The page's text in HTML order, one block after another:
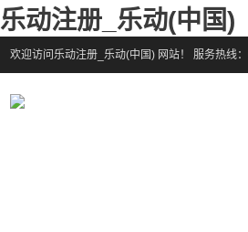
乐动注册_乐动(中国)
欢迎访问乐动注册_乐动(中国) 网站！ 服务热线